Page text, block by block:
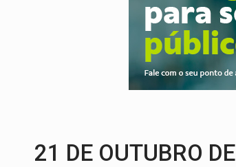
VULGO 'UNIÃO':Chefe de
Publicação Legal:
RO EMPREENDEDORA:
FORTALECIMENTO:
21 DE OUTUBRO